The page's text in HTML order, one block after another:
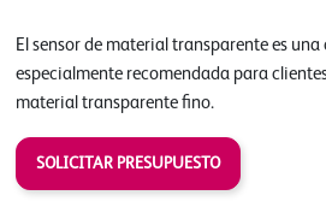
El sensor de material transparente es una
especialmente recomendada para
material transparente fino.
SOLICITAR PRESUPUESTO